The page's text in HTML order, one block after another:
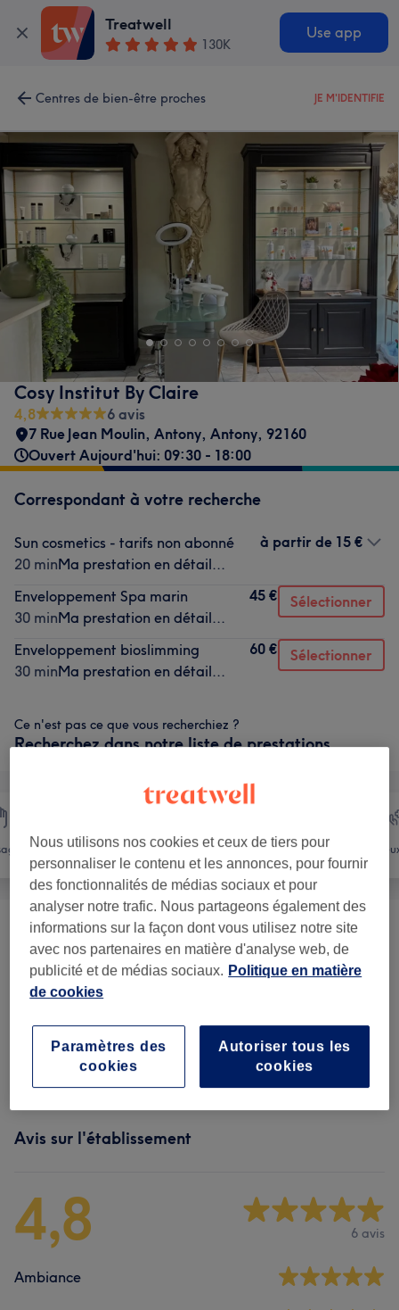
Treatwell
130K
Use app
Centres de bien-être proches JE M'IDENTIFIE
Cosy Institut By Claire
4,8
6 avis
7 Rue Jean Moulin, Antony, Antony, 92160
Ouvert Aujourd'hui: 09:30 - 18:00
Correspondant à votre recherche
Sun cosmetics - tarifs non abonné
20 minMa prestation en détail...
à partir de 15 €
Enveloppement Spa marin
30 minMa prestation en détail...
45 € Sélectionner
Enveloppement bioslimming
30 minMa prestation en détail...
60 € Sélectionner
Ce n'est pas ce que vous recherchiez ?
Recherchez dans notre liste de prestations
Corps Fitness
Endosphères Therapy (1) à partir de 120 €
Massages Corps Bioslimming (1 ) à partir de 60 €
Soins Corps Thalgo (3) à partir de 45 €
Sun Cosmetics (1) à partir de 15 €
Avis sur l'établissement
4,8 6 avis
Ambiance
Nous utilisons nos cookies et ceux de tiers pour
personnaliser le contenu et les annonces, pour fournir
des fonctionnalités de médias sociaux et pour
analyser notre trafic. Nous partageons également des
informations sur la façon dont vous utilisez notre site
avec nos partenaires en matière d'analyse web, de
publicité et de médias sociaux. Politique en matière
de cookies
Autoriser tous les
cookies
Paramètres des
cookies